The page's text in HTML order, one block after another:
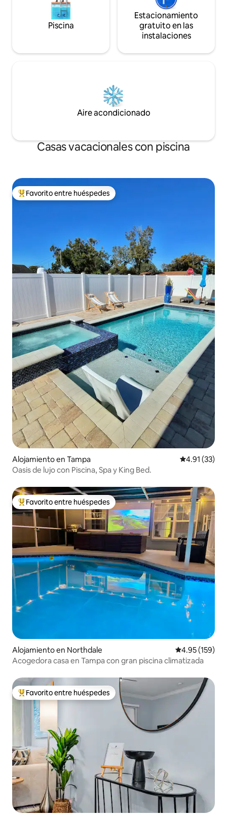
Piscina
Estacionamiento
gratuito en las
instalaciones
Aire acondicionado
Casas vacacionales con piscina
Favorito entre huéspedes preferido
Favorito entre huéspedes
Alojamiento en Tampa Calificación
4.91 (33)
Oasis de lujo con Piscina, Spa y King Bed.
Favorito entre huéspedes preferido
Favorito entre huéspedes
Alojamiento en Northdale Calificación
4.95 (159)
Acogedora casa en Tampa con gran piscina climatizada
Favorito entre huéspedes preferido
Favorito entre huéspedes